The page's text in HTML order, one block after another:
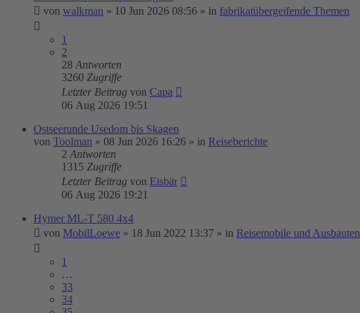
von walkman » 10 Jun 2026 08:56 » in fabrikatübergeifende Themen
1
2
28 Antworten
3260 Zugriffe
Letzter Beitrag von Capa
06 Aug 2026 19:51
Ostseerunde Usedom bis Skagen
von Toolman » 08 Jun 2026 16:26 » in Reiseberichte
2 Antworten
1315 Zugriffe
Letzter Beitrag von Eisbär
06 Aug 2026 19:21
Hymer ML-T 580 4x4
von MobilLoewe » 18 Jun 2022 13:37 » in Reisemobile und Ausbauten
1
…
33
34